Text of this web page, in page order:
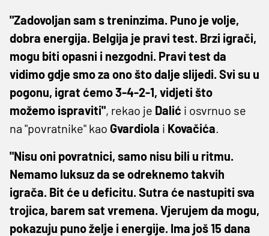
"Zadovoljan sam s treninzima. Puno je volje,
dobra energija. Belgija je pravi test. Brzi igrači,
mogu biti opasni i nezgodni. Pravi test da
vidimo gdje smo za ono što dalje slijedi. Svi su u
pogonu, igrat ćemo 3-4-2-1, vidjeti što
možemo ispraviti", rekao je Dalić i osvrnuo se
na "povratnike" kao Gvardiola i Kovačića.
"Nisu oni povratnici, samo nisu bili u ritmu.
Nemamo luksuz da se odreknemo takvih
igrača. Bit će u deficitu. Sutra će nastupiti sva
trojica, barem sat vremena. Vjerujem da mogu,
pokazuju puno želje i energije. Ima još 15 dana